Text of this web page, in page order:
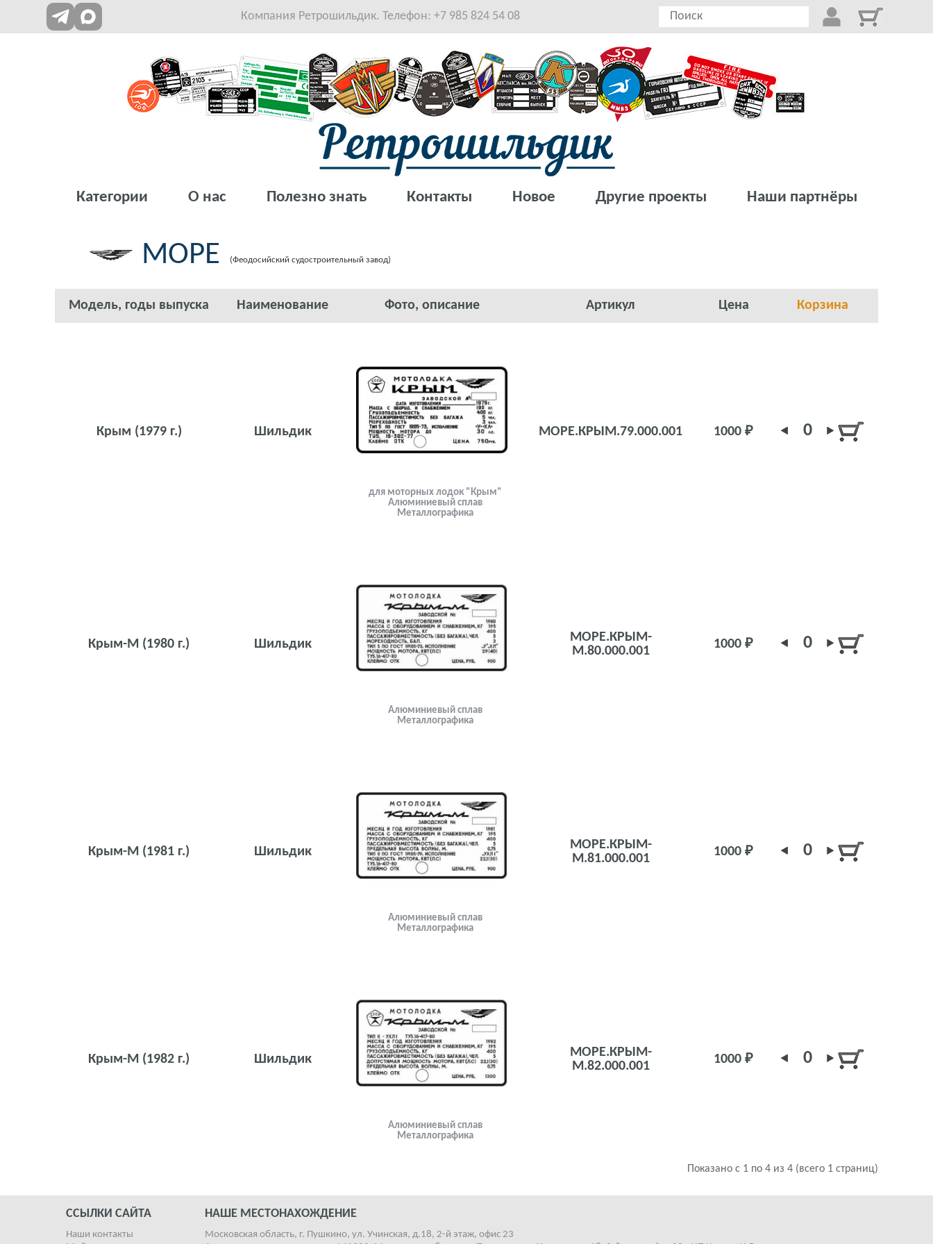
Компания Ретрошильдик. Телефон: +7 985 824 54 08
Категории О нас Полезно знать Контакты Новое Другие проекты Наши партнёры
МОРЕ (Феодосийский судостроительный завод)
Модель, годы выпуска Наименование Фото, описание Артикул Цена Корзина
Крым (1979 г.) Шильдик
для моторных лодок "Крым"
Алюминиевый сплав
Металлографика
МОРЕ.КРЫМ.79.000.001 1000 ₽ 0
Крым-М (1980 г.) Шильдик
Алюминиевый сплав
Металлографика
МОРЕ.КРЫМ-
М.80.000.001
1000 ₽ 0
Крым-М (1981 г.) Шильдик
Алюминиевый сплав
Металлографика
МОРЕ.КРЫМ-
М.81.000.001
1000 ₽ 0
Крым-М (1982 г.) Шильдик
Алюминиевый сплав
Металлографика
МОРЕ.КРЫМ-
М.82.000.001
1000 ₽ 0
Показано с 1 по 4 из 4 (всего 1 страниц)
ССЫЛКИ САЙТА
Наши контакты
НАШЕ МЕСТОНАХОЖДЕНИЕ
Московская область, г. Пушкино, ул. Учинская, д.18, 2-й этаж, офис 23